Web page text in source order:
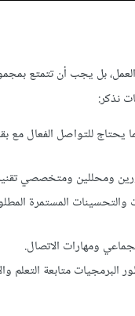
العمل، بل يجب أن تتمتع
نذكر:
للتواصل الفعال مع
ومحللين ومتخصصي
والتحسينات المستمرة
ومهارات الاتصال.
البرمجيات متابعة